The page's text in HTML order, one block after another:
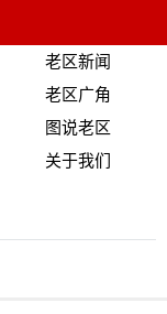
老区新闻
老区广角
图说老区
关于我们